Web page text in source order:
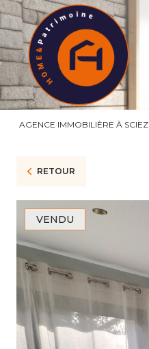
AGENCE IMMOBILIÈRE À SCIEZ
RETOUR
VENDU